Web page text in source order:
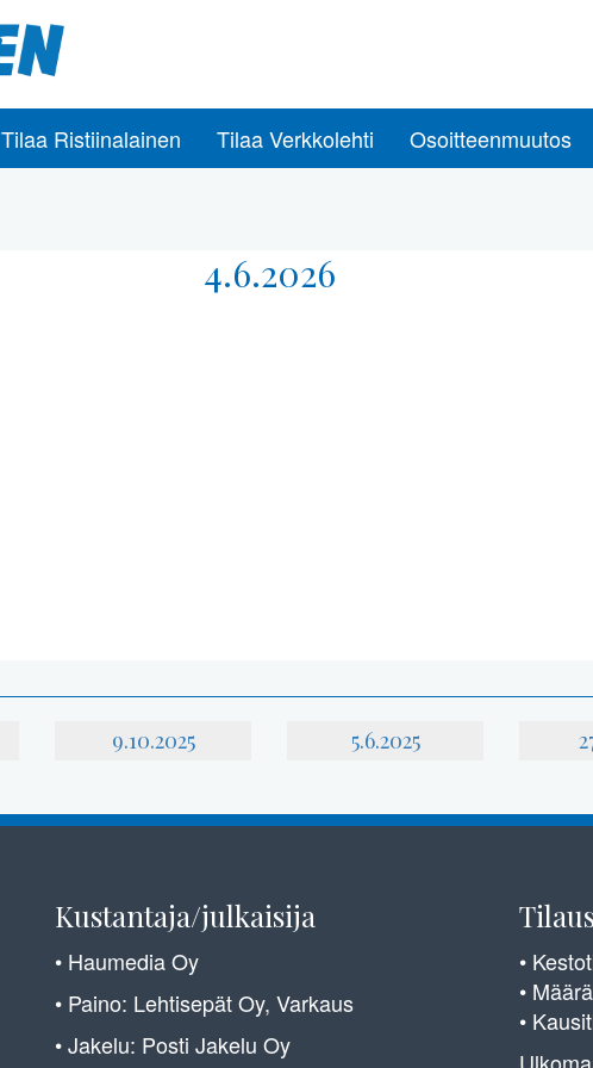
Tilaa Ristiinalainen Tilaa Verkkolehti Osoitteenmuutos
4.6.2026
9.10.2025 5.6.2025
Kustantaja/julkaisija
• Haumedia Oy
• Paino: Lehtisepät Oy, Varkaus
• Jakelu: Posti Jakelu Oy
•
•
•